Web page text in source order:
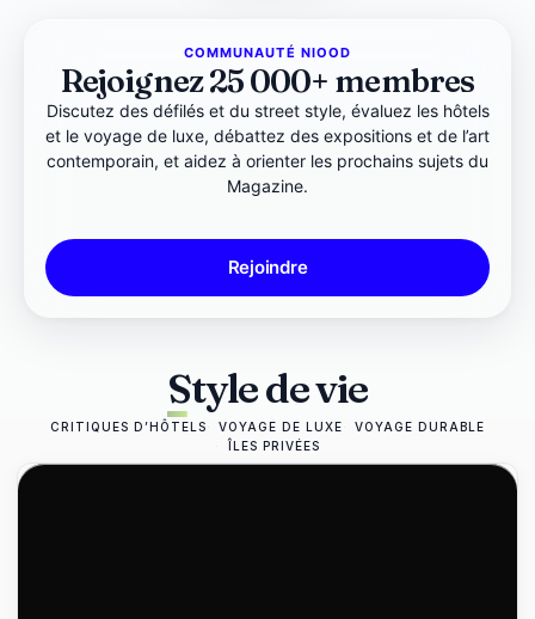
COMMUNAUTÉ NIOOD
Rejoignez 25 000+ membres
Discutez des défilés et du street style, évaluez les hôtels
et le voyage de luxe, débattez des expositions et de l’art
contemporain, et aidez à orienter les prochains sujets du
Magazine.
Rejoindre
Style de vie
CRITIQUES D’HÔTELS VOYAGE DE LUXE
VOYAGE DURABLE
ÎLES PRIVÉES